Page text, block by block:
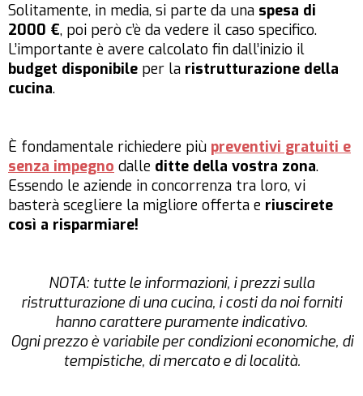
Solitamente, in media, si parte da una spesa di
2000 €, poi però c’è da vedere il caso specifico.
L’importante è avere calcolato fin dall’inizio il
budget disponibile per la ristrutturazione della
cucina.
È fondamentale richiedere più preventivi gratuiti e
senza impegno dalle ditte della vostra zona.
Essendo le aziende in concorrenza tra loro, vi
basterà scegliere la migliore offerta e riuscirete
così a risparmiare!
NOTA: tutte le informazioni, i prezzi sulla
ristrutturazione di una cucina, i costi da noi forniti
hanno carattere puramente indicativo.
Ogni prezzo è variabile per condizioni economiche, di
tempistiche, di mercato e di località.